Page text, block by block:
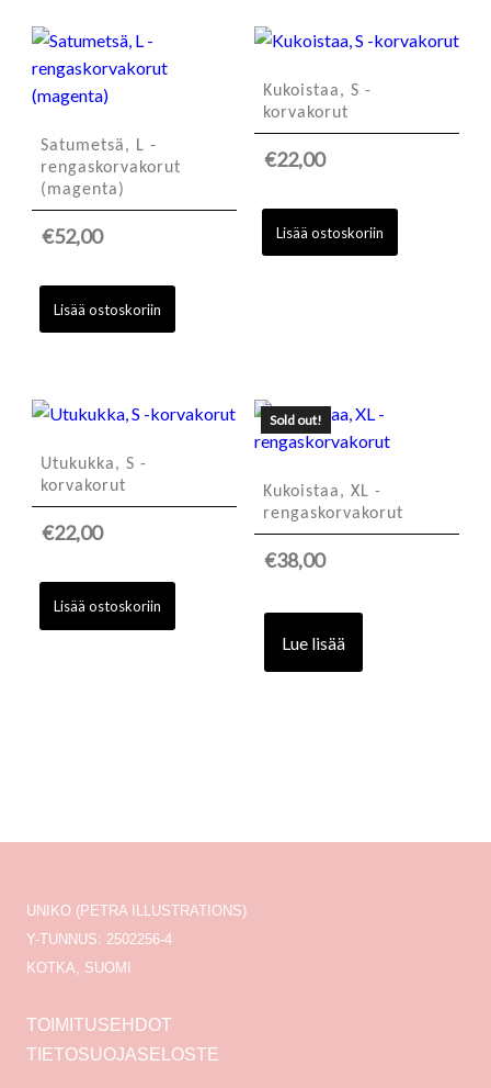
Satumetsä, L -
rengaskorvakorut
(magenta)
€52,00
Lisää ostoskoriin
Kukoistaa, S -
korvakorut
€22,00
Lisää ostoskoriin
Utukukka, S -
korvakorut
€22,00
Lisää ostoskoriin
Sold out!
Kukoistaa, XL -
rengaskorvakorut
€38,00
Lue lisää
UNIKO (PETRA ILLUSTRATIONS)
Y-TUNNUS: 2502256-4
KOTKA, SUOMI
TOIMITUSEHDOT
TIETOSUOJASELOSTE